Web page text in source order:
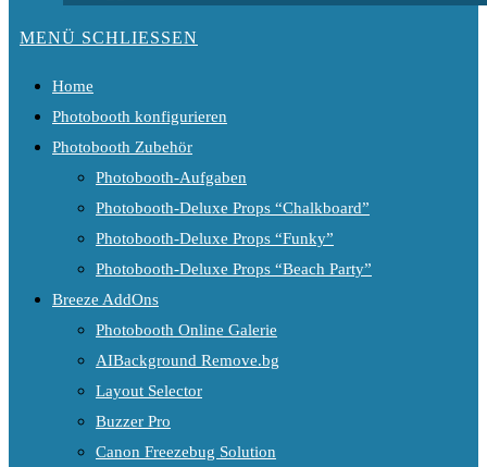
MENÜ SCHLIESSEN
Home
Photobooth konfigurieren
Photobooth Zubehör
Photobooth-Aufgaben
Photobooth-Deluxe Props “Chalkboard”
Photobooth-Deluxe Props “Funky”
Photobooth-Deluxe Props “Beach Party”
Breeze AddOns
Photobooth Online Galerie
AIBackground Remove.bg
Layout Selector
Buzzer Pro
Canon Freezebug Solution